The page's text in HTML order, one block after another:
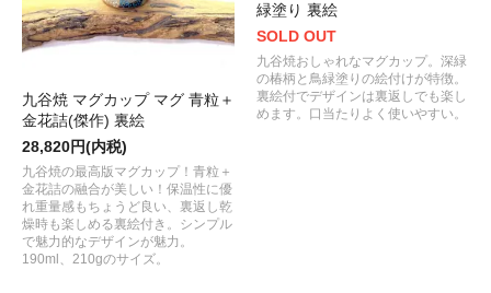
九谷焼 マグカップ マグ 青粒＋
金花詰(傑作) 裏絵
28,820円(内税)
九谷焼の最高版マグカップ！青粒＋
金花詰の融合が美しい！保温性に優
れ重量感もちょうど良い、裏返し乾
燥時も楽しめる裏絵付き。シンプル
で魅力的なデザインが魅力。
190ml、210gのサイズ。
緑塗り 裏絵
SOLD OUT
九谷焼おしゃれなマグカップ。深緑
の椿柄と鳥緑塗りの絵付けが特徴。
裏絵付でデザインは裏返しでも楽し
めます。口当たりよく使いやすい。